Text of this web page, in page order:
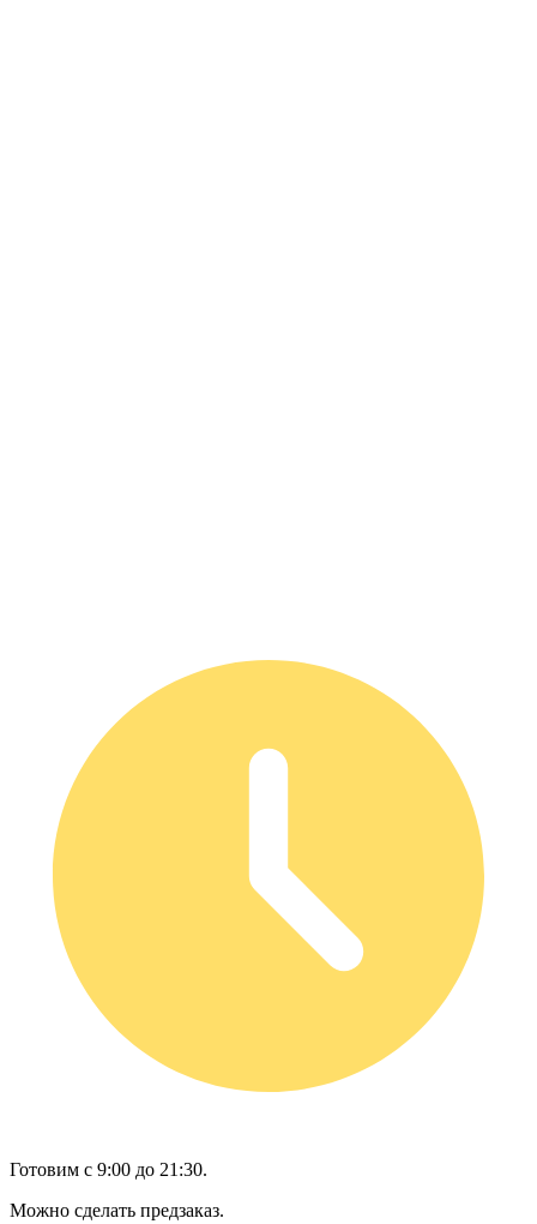
Готовим с 9:00 до 21:30.
Можно сделать предзаказ.